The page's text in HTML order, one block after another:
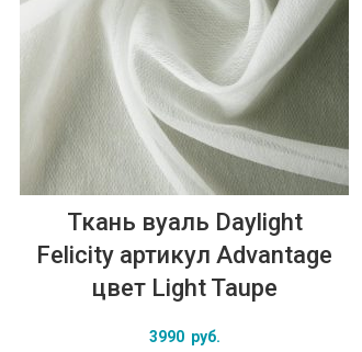
Ткань вуаль Daylight
Felicity артикул Advantage
цвет Light Taupe
3990 руб.